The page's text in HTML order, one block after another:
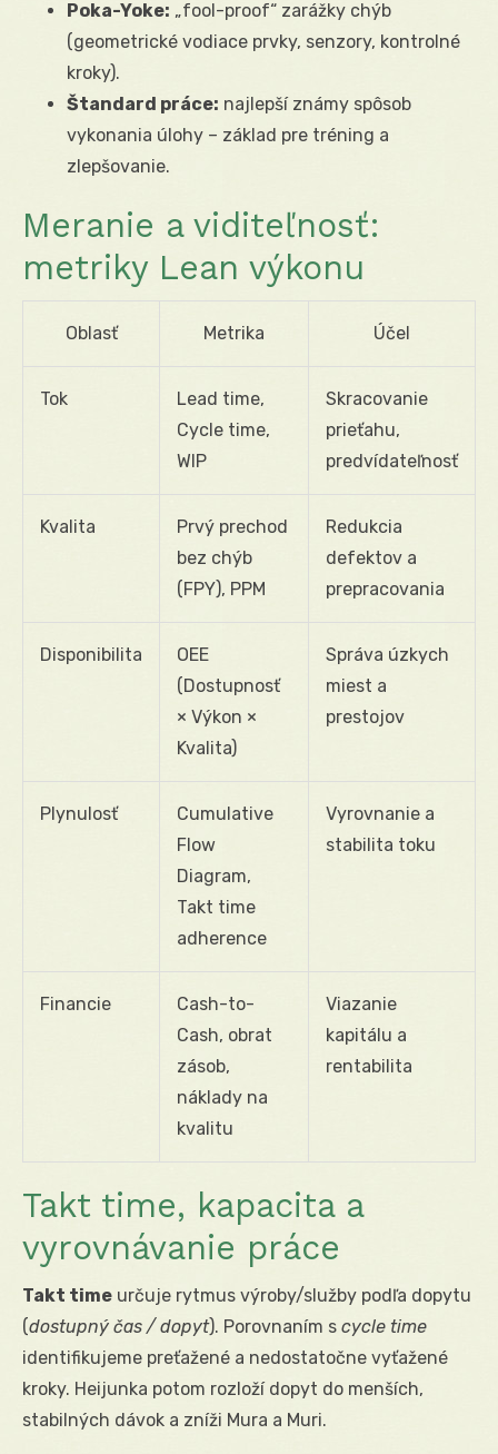
Poka-Yoke: „fool-proof“ zarážky chýb
(geometrické vodiace prvky, senzory, kontrolné
kroky).
Štandard práce: najlepší známy spôsob
vykonania úlohy – základ pre tréning a
zlepšovanie.
Meranie a viditeľnosť:
metriky Lean výkonu
Oblasť Metrika Účel
Tok
Lead time,
Cycle time,
WIP
Skracovanie
prieťahu,
predvídateľnosť
Kvalita
Prvý prechod
bez chýb
(FPY), PPM
Redukcia
defektov a
prepracovania
Disponibilita
OEE
(Dostupnosť
× Výkon ×
Kvalita)
Správa úzkych
miest a
prestojov
Plynulosť
Cumulative
Flow
Diagram,
Takt time
adherence
Vyrovnanie a
stabilita toku
Financie
Cash-to-
Cash, obrat
zásob,
náklady na
kvalitu
Viazanie
kapitálu a
rentabilita
Takt time, kapacita a
vyrovnávanie práce
Takt time určuje rytmus výroby/služby podľa dopytu
(dostupný čas / dopyt). Porovnaním s cycle time
identifikujeme preťažené a nedostatočne vyťažené
kroky. Heijunka potom rozloží dopyt do menších,
stabilných dávok a zníži Mura a Muri.